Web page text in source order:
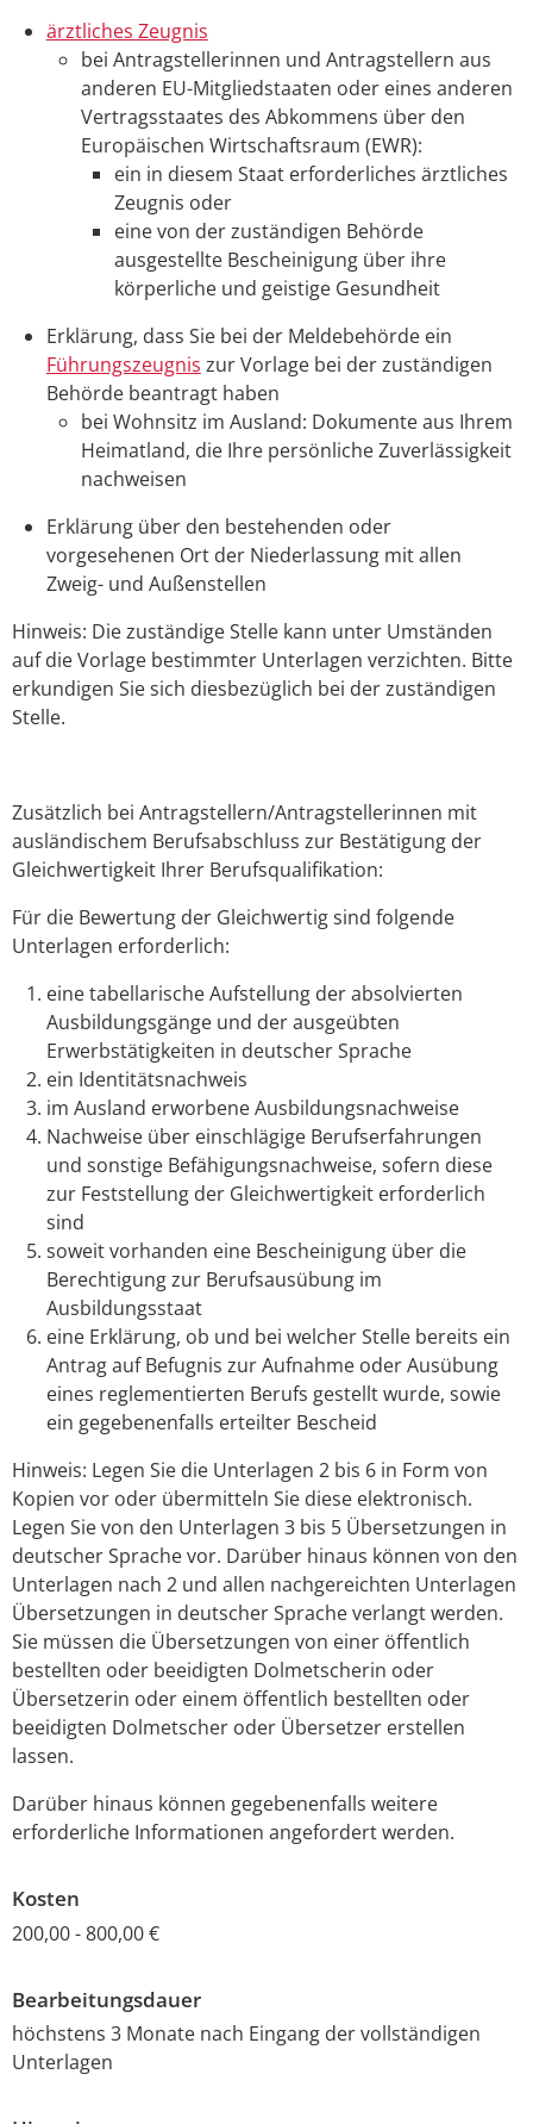
ärztliches Zeugnis
bei Antragstellerinnen und Antragstellern aus
anderen EU-Mitgliedstaaten oder eines anderen
Vertragsstaates des Abkommens über den
Europäischen Wirtschaftsraum (EWR):
ein in diesem Staat erforderliches ärztliches
Zeugnis oder
eine von der zuständigen Behörde
ausgestellte Bescheinigung über ihre
körperliche und geistige Gesundheit
Erklärung, dass Sie bei der Meldebehörde ein
Führungszeugnis zur Vorlage bei der zuständigen
Behörde beantragt haben
bei Wohnsitz im Ausland: Dokumente aus Ihrem
Heimatland, die Ihre persönliche Zuverlässigkeit
nachweisen
Erklärung über den bestehenden oder
vorgesehenen Ort der Niederlassung mit allen
Zweig- und Außenstellen
Hinweis: Die zuständige Stelle kann unter Umständen
auf die Vorlage bestimmter Unterlagen verzichten. Bitte
erkundigen Sie sich diesbezüglich bei der zuständigen
Stelle.
Zusätzlich bei Antragstellern/Antragstellerinnen mit
ausländischem Berufsabschluss zur Bestätigung der
Gleichwertigkeit Ihrer Berufsqualifikation:
Für die Bewertung der Gleichwertig sind folgende
Unterlagen erforderlich:
eine tabellarische Aufstellung der absolvierten
Ausbildungsgänge und der ausgeübten
Erwerbstätigkeiten in deutscher Sprache
ein Identitätsnachweis
im Ausland erworbene Ausbildungsnachweise
Nachweise über einschlägige Berufserfahrungen
und sonstige Befähigungsnachweise, sofern diese
zur Feststellung der Gleichwertigkeit erforderlich
sind
soweit vorhanden eine Bescheinigung über die
Berechtigung zur Berufsausübung im
Ausbildungsstaat
eine Erklärung, ob und bei welcher Stelle bereits ein
Antrag auf Befugnis zur Aufnahme oder Ausübung
eines reglementierten Berufs gestellt wurde, sowie
ein gegebenenfalls erteilter Bescheid
Hinweis: Legen Sie die Unterlagen 2 bis 6 in Form von
Kopien vor oder übermitteln Sie diese elektronisch.
Legen Sie von den Unterlagen 3 bis 5 Übersetzungen in
deutscher Sprache vor. Darüber hinaus können von den
Unterlagen nach 2 und allen nachgereichten Unterlagen
Übersetzungen in deutscher Sprache verlangt werden.
Sie müssen die Übersetzungen von einer öffentlich
bestellten oder beeidigten Dolmetscherin oder
Übersetzerin oder einem öffentlich bestellten oder
beeidigten Dolmetscher oder Übersetzer erstellen
lassen.
Darüber hinaus können gegebenenfalls weitere
erforderliche Informationen angefordert werden.
Kosten
200,00 - 800,00 €
Bearbeitungsdauer
höchstens 3 Monate nach Eingang der vollständigen
Unterlagen